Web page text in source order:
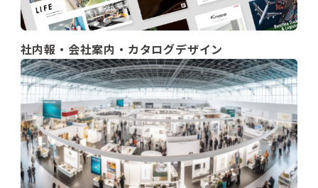
社内報・会社案内・カタログデザイン